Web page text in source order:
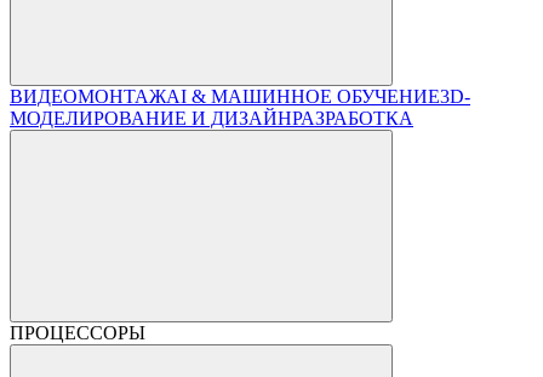
ВИДЕОМОНТАЖAI & МАШИННОЕ ОБУЧЕНИЕ3D-
МОДЕЛИРОВАНИЕ И ДИЗАЙНРАЗРАБОТКА
ПРОЦЕССОРЫ